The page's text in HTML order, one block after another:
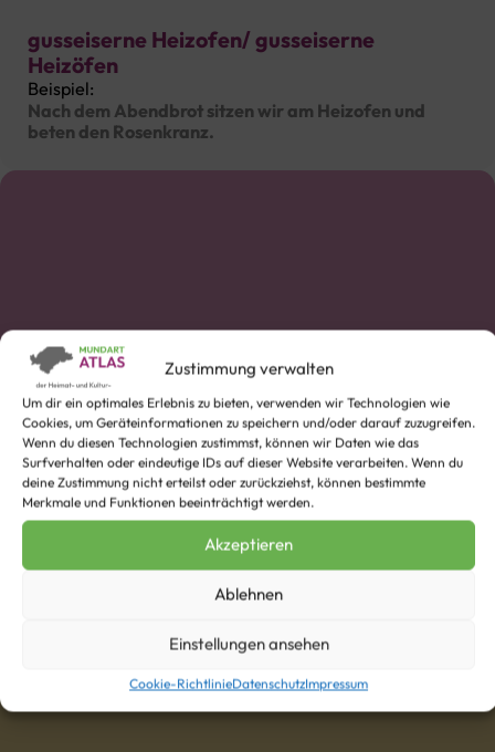
Zustimmung verwalten
Um dir ein optimales Erlebnis zu bieten, verwenden wir Technologien wie
Cookies, um Geräteinformationen zu speichern und/oder darauf zuzugreifen.
Wenn du diesen Technologien zustimmst, können wir Daten wie das
Surfverhalten oder eindeutige IDs auf dieser Website verarbeiten. Wenn du
deine Zustimmung nicht erteilst oder zurückziehst, können bestimmte
Merkmale und Funktionen beeinträchtigt werden.
Akzeptieren
Ablehnen
Einstellungen ansehen
Cookie-RichtlinieDatenschutzImpressum
gusseiserne Heizofen/ gusseiserne
Heizöfen
Beispiel:
Nach dem Abendbrot sitzen wir am Heizofen und
beten den Rosenkranz.
No’a et O’avendbru‘et sette wir aan dorr Bäreklau on